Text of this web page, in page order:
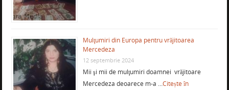
Mulţumiri din Europa pentru vrăjitoarea
Mercedeza
12 septembrie 2024
Mii şi mii de mulţumiri doamnei vrăjitoare
Mercedeza deoarece m-a …Citește în